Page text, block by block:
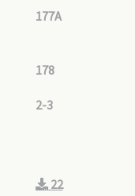
177A
178
2-3
22